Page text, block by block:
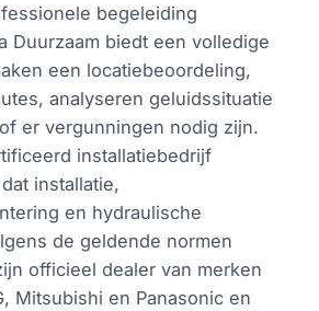
begeleiding
Duurzaam biedt een volledige
een locatiebeoordeling,
analyseren geluidssituatie
er vergunningen nodig zijn.
installatiebedrijf
installatie,
en hydraulische
de geldende normen
officieel dealer van merken
Mitsubishi en Panasonic en